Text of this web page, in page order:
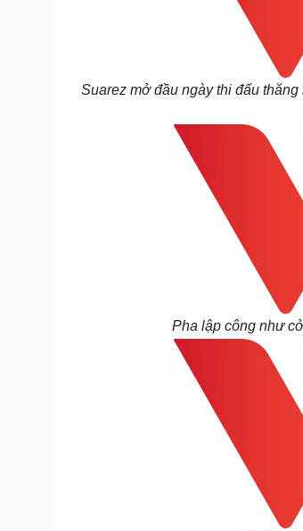
Suarez mở đầu ngày thi đấu
Pha lập công như